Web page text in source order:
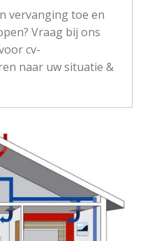
vervanging toe en
Vraag bij ons
cv-
naar uw situatie &